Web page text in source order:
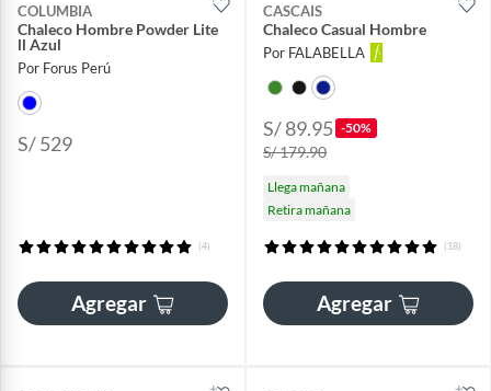
COLUMBIA
Chaleco Hombre Powder Lite
ll Azul
Por Forus Perú
S/ 529
(4)
Agregar
CASCAIS
Chaleco Casual Hombre
Por FALABELLA
S/ 89.95 -50%
S/ 179.90
Llega mañana
Retira mañana
(18)
Agregar